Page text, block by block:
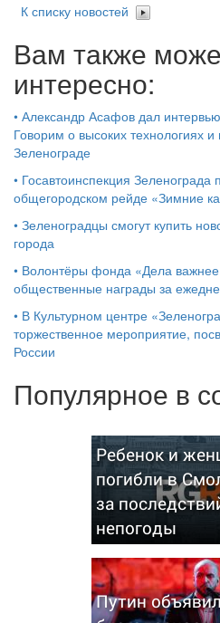
К списку новостей
Вам также
интересно:
• Александр Асафов дал
Говорим о высоких технологиях
Зеленограде
• Госавтоинспекция Зеленограда
общегородском рейде «Зимние
• Зеленоградцы смогут купить
города
• Волонтёры фонда «Дела
общественные награды за
• В Культурном центре
торжественное мероприятие,
России
Популярное в
Ребенок и
погибли в
за
непогоды
Путин